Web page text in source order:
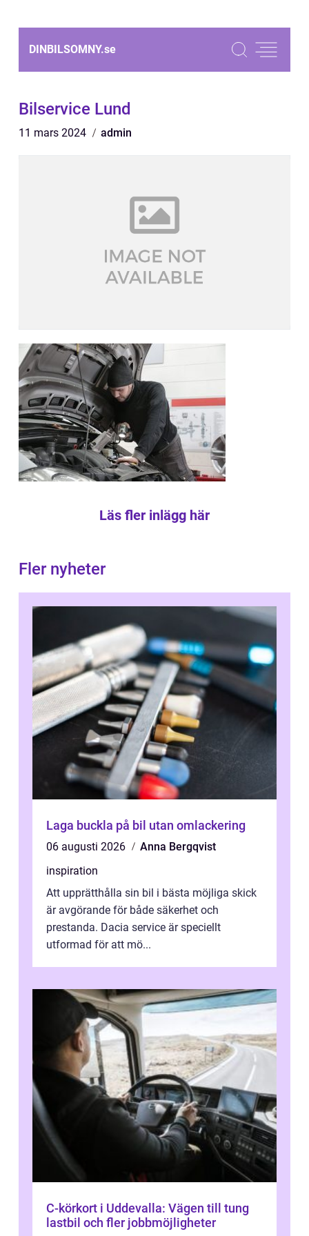
DINBILSOMNY.se
Bilservice Lund
11 mars 2024 admin
Läs fler inlägg här
Fler nyheter
Laga buckla på bil utan omlackering
06 augusti 2026
Anna Bergqvist
inspiration
Att upprätthålla sin bil i bästa möjliga skick
är avgörande för både säkerhet och
prestanda. Dacia service är speciellt
utformad för att mö...
C-körkort i Uddevalla: Vägen till tung
lastbil och fler jobbmöjligheter